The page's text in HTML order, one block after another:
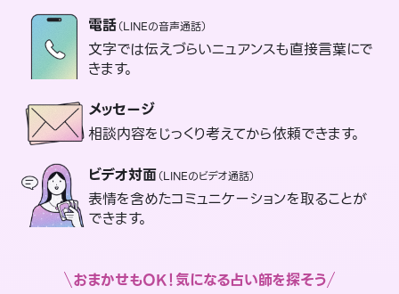
電話（LINEの音声通話）
文字では伝えづらいニュアンスも直接言葉にで
きます。
メッセージ
相談内容をじっくり考えてから依頼できます。
ビデオ対面（LINEのビデオ通話）
表情を含めたコミュニケーションを取ることが
できます。
おまかせもOK！気になる占い師を探そう